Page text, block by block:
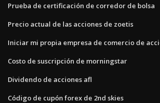
Prueba de certificación de corredor de bolsa
Precio actual de las acciones de zoetis
Iniciar mi propia empresa de comercio de
Costo de suscripción de morningstar
Dividendo de acciones afl
Código de cupón forex de 2nd skies